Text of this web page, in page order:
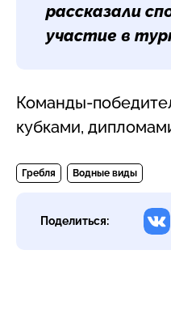
рассказали
участие в
Команды-
кубками,
Гребля Водные виды
Поделиться: